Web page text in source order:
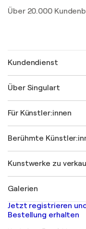
Über 20.000
Kundendienst
Versand
Einen Gutschein
Werden Sie Mitglied
Ihr Konto
+49 30 31196995
Über Singulart
FAQ
Singulart-Magazin
Jobs
Entdecken Sie
Für Künstler:innen
Als Künstler anmelden
Berühmte
Marc Chagall
Banksy
Mr. Brainwash
Shepard Fairey
Kunstwerke zu
Abstrakte Gemälde zu
Landschaftsgemälde
Drucke
Galerien
Kunstgalerien in
Kunstgalerien in
Jetzt registrieren
Bestellung erhalten